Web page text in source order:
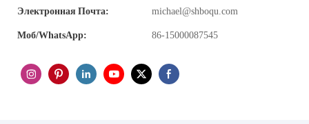
Электронная Почта: michael@shboqu.com
Моб/WhatsApp: 86-15000087545